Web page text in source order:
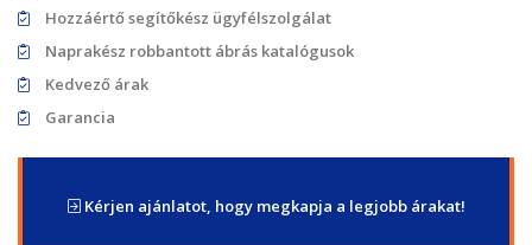
Hozzáértő segítőkész ügyfélszolgálat
Naprakész robbantott ábrás katalógusok
Kedvező árak
Garancia
Kérjen ajánlatot, hogy megkapja a legjobb árakat!